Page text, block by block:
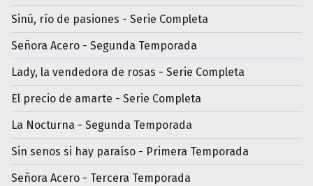
Sinú, río de pasiones - Serie Completa
Señora Acero - Segunda Temporada
Lady, la vendedora de rosas - Serie Completa
El precio de amarte - Serie Completa
La Nocturna - Segunda Temporada
Sin senos si hay paraíso - Primera Temporada
Señora Acero - Tercera Temporada